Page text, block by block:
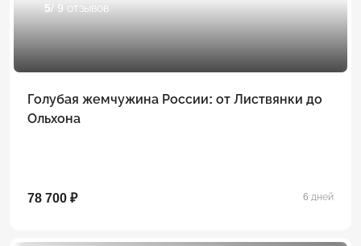
5/ 9 отзывов
Голубая жемчужина России: от Листвянки до
Ольхона
78 700 ₽ 6 дней